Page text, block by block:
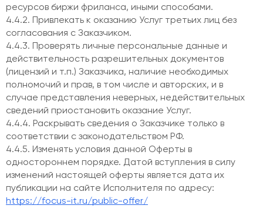
ресурсов биржи фриланса, иными способами.
4.4.2. Привлекать к оказанию Услуг третьих лиц без
согласования с Заказчиком.
4.4.3. Проверять личные персональные данные и
действительность разрешительных документов
(лицензий и т.п.) Заказчика, наличие необходимых
полномочий и прав, в том числе и авторских, и в
случае представления неверных, недействительных
сведений приостановить оказание Услуг.
4.4.4. Раскрывать сведения о Заказчике только в
соответствии с законодательством РФ.
4.4.5. Изменять условия данной Оферты в
одностороннем порядке. Датой вступления в силу
изменений настоящей оферты является дата их
публикации на сайте Исполнителя по адресу:
https://focus-it.ru/public-offer/